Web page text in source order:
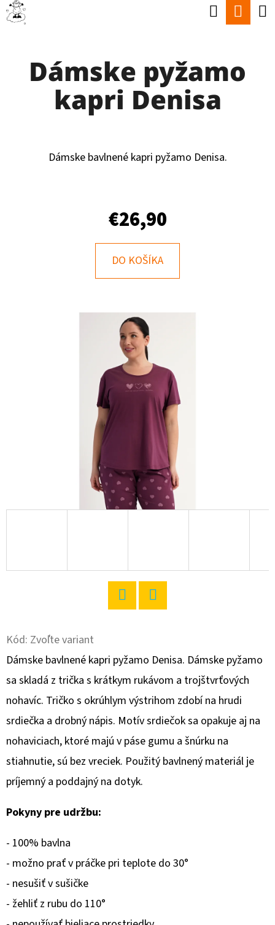
Prejsť
Hľadať
Dámske pyžamo
kapri Denisa
Dámske bavlnené kapri pyžamo Denisa.
€26,90
DO KOŠÍKA
Kód: Zvoľte variant
Dámske bavlnené kapri pyžamo Denisa. Dámske pyžamo
sa skladá z trička s krátkym rukávom a trojštvrťových
nohavíc. Tričko s okrúhlym výstrihom zdobí na hrudi
srdiečka a drobný nápis. Motív srdiečok sa opakuje aj na
nohaviciach, ktoré majú v páse gumu a šnúrku na
stiahnutie, sú bez vreciek. Použitý bavlnený materiál je
príjemný a poddajný na dotyk.
Pokyny pre udržbu:
- 100% bavlna
- možno prať v práčke pri teplote do 30°
- nesušiť v sušičke
- žehliť z rubu do 110°
K
O
HĽADAŤ
R
Ú
Č
A
M
E
DÁMSKA
NOČNÁ
KOŠEĽA
KRÁTKYM
RUKÁVOM
€15,90